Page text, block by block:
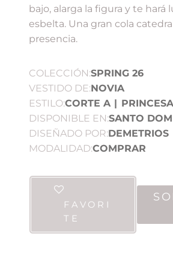
bajo, alarga la figura y te hará
esbelta. Una gran cola
presencia.
COLECCIÓN:SPRING 26
VESTIDO DE:NOVIA
ESTILO:CORTE A | PRINCESA
DISPONIBLE EN:SANTO
DISEÑADO POR:DEMETRIOS
MODALIDAD:COMPRAR
FAVORI
TE